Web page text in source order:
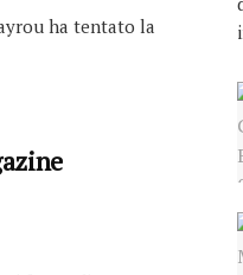
ha tentato la